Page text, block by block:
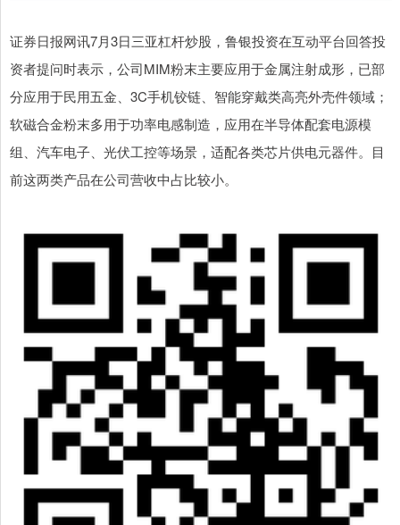
证券日报网讯7月3日三亚杠杆炒股，鲁银投资在互动平台回答投
资者提问时表示，公司MIM粉末主要应用于金属注射成形，已部
分应用于民用五金、3C手机铰链、智能穿戴类高亮外壳件领域；
软磁合金粉末多用于功率电感制造，应用在半导体配套电源模
组、汽车电子、光伏工控等场景，适配各类芯片供电元器件。目
前这两类产品在公司营收中占比较小。